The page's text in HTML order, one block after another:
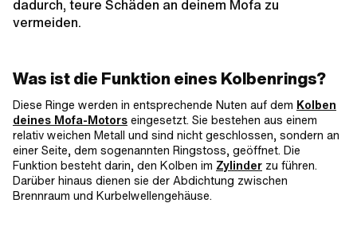
dadurch, teure Schäden an deinem Mofa zu
vermeiden.
Was ist die Funktion eines Kolbenrings?
Diese Ringe werden in entsprechende Nuten auf dem Kolben
deines Mofa-Motors eingesetzt. Sie bestehen aus einem
relativ weichen Metall und sind nicht geschlossen, sondern an
einer Seite, dem sogenannten Ringstoss, geöffnet. Die
Funktion besteht darin, den Kolben im Zylinder zu führen.
Darüber hinaus dienen sie der Abdichtung zwischen
Brennraum und Kurbelwellengehäuse.